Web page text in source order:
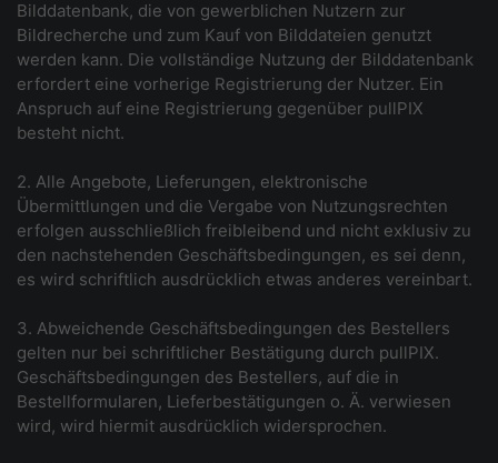
Bilddatenbank, die von gewerblichen Nutzern zur
Bildrecherche und zum Kauf von Bilddateien genutzt
werden kann. Die vollständige Nutzung der Bilddatenbank
erfordert eine vorherige Registrierung der Nutzer. Ein
Anspruch auf eine Registrierung gegenüber pullPIX
besteht nicht.
2. Alle Angebote, Lieferungen, elektronische
Übermittlungen und die Vergabe von Nutzungsrechten
erfolgen ausschließlich freibleibend und nicht exklusiv zu
den nachstehenden Geschäftsbedingungen, es sei denn,
es wird schriftlich ausdrücklich etwas anderes vereinbart.
3. Abweichende Geschäftsbedingungen des Bestellers
gelten nur bei schriftlicher Bestätigung durch pullPIX.
Geschäftsbedingungen des Bestellers, auf die in
Bestellformularen, Lieferbestätigungen o. Ä. verwiesen
wird, wird hiermit ausdrücklich widersprochen.